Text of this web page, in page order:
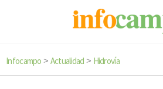
Infocampo > Actualidad > Hidrovía